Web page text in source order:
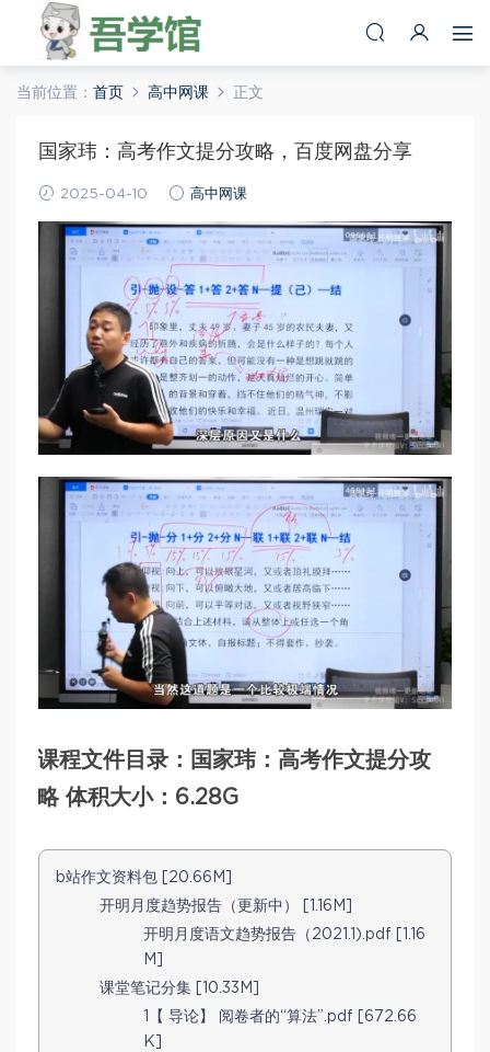
当前位置： 首页 高中网课 正文
国家玮：高考作文提分攻略，百度网盘分享
2025-04-10 高中网课
课程文件目录：国家玮：高考作文提分攻
略 体积大小：6.28G
b站作文资料包 [20.66M]
开明月度趋势报告（更新中） [1.16M]
开明月度语文趋势报告（2021.1).pdf [1.16
M]
课堂笔记分集 [10.33M]
1【 导论】 阅卷者的“算法”.pdf [672.66
K]